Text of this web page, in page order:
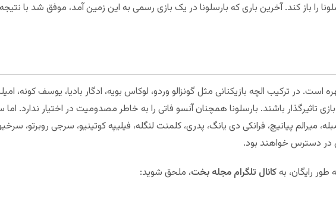
در ترکیب الچه بازیکنانی مثل گونزالو وردو، لوکاس بویه، ادگار بادیا، یوسف کونه،
تاثیرگذار باشند. بارسلونا همچنان آنسو فاتی را به خاطر مصدومیت در اختیار ندارد.
میرالم پیانیچ، فرانکی دی یانگ، پدری، کلمنت لنگله، فیلیپه کوتینیو، سرجی روبرتو،
در دسترس خواهند بود.
رایگان، بهکانال تلگرام مجله بخت، ملحق شوید: